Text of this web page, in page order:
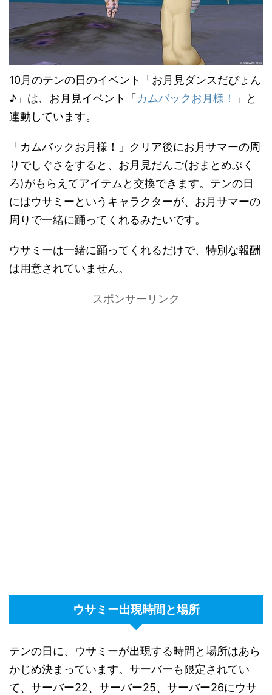
10月のテンの日のイベント「お月見ダンスだぴょん
♪」は、お月見イベント「 カムバックお月様！
」と
連動しています。
「カムバックお月様！」クリア後にお月サマーの周
りでしぐさをすると、お月見だんご(おまとめぶく
ろ)がもらえてアイテムと交換できます。テンの日
にはウサミーというキャラクターが、お月サマーの
周りで一緒に踊ってくれるみたいです。
ウサミーは一緒に踊ってくれるだけで、特別な報酬
は用意されていません。
スポンサーリンク
ウサミー出現時間と場所
テンの日に、ウサミーが出現する時間と場所はあら
かじめ決まっています。サーバーも限定されてい
て、サーバー22、サーバー25、サーバー26にウサ